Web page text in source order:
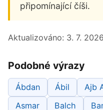
připomínající číši.
Aktualizováno: 3. 7. 2026
Podobné výrazy
Ábdan Ábil Ajb
Asmar
Balch